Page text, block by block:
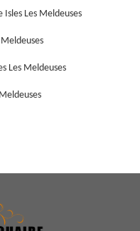
Les Meldeuses
Les Meldeuses